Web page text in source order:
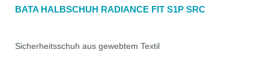
BATA HALBSCHUH RADIANCE FIT S1P SRC
Sicherheitsschuh aus gewebtem Textil